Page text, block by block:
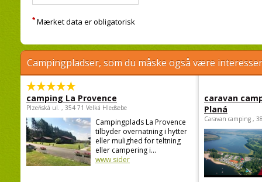
* Mærket data er obligatorisk
Campingpladser, som du måske også være
camping La Provence
Plzeňská ul. , 354 71 Velká Hleďsebe
Campingplads La Provence
tilbyder overnatning i hytter
eller mulighed for teltning
eller campering i...
www sider
caravan
Planá
Caravan camping ,